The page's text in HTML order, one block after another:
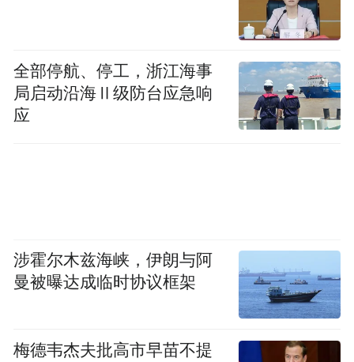
全部停航、停工，浙江海事
局启动沿海Ⅱ级防台应急响
应
涉霍尔木兹海峡，伊朗与阿
曼被曝达成临时协议框架
梅德韦杰夫批高市早苗不提